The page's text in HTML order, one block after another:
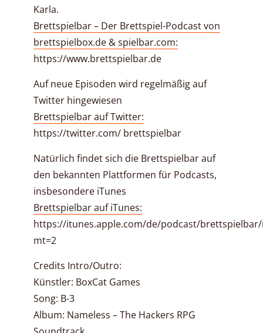
Karla.
Brettspielbar – Der Brettspiel-Podcast von
brettspielbox.de & spielbar.com:
https://www.brettspielbar.de
Auf neue Episoden wird regelmäßig auf
Twitter hingewiesen
Brettspielbar auf Twitter:
https://twitter.com/ brettspielbar
Natürlich findet sich die Brettspielbar auf
den bekannten Plattformen für Podcasts,
insbesondere iTunes
Brettspielbar auf iTunes:
https://itunes.apple.com/de/podcast/brettspielbar/
mt=2
Credits Intro/Outro:
Künstler: BoxCat Games
Song: B-3
Album: Nameless – The Hackers RPG